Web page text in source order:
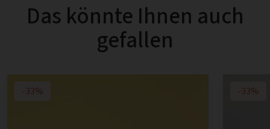
Das könnte Ihnen auch
gefallen
-33% -33%